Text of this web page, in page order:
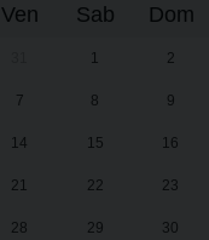
Ven Sab Dom
1 2
7 8 9
14 15 16
21 22 23
28 29 30